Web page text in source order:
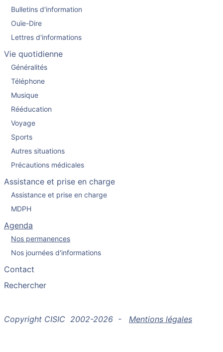
Bulletins d'information
Ouïe-Dire
Lettres d'informations
Vie quotidienne
Généralités
Téléphone
Musique
Rééducation
Voyage
Sports
Autres situations
Précautions médicales
Assistance et prise en charge
Assistance et prise en charge
MDPH
Agenda
Nos permanences
Nos journées d'informations
Contact
Rechercher
Copyright CISIC 2002-2026 - Mentions légales